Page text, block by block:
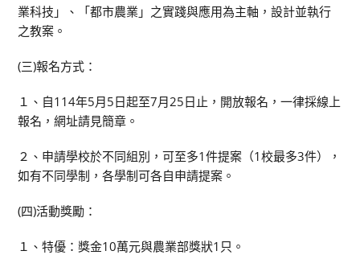
業科技」、「都市農業」之實踐與應用為主軸，設計並執行
之教案。
(三)報名方式：
１、自114年5月5日起至7月25日止，開放報名，一律採線上
報名，網址請見簡章。
２、申請學校於不同組別，可至多1件提案（1校最多3件），
如有不同學制，各學制可各自申請提案。
(四)活動獎勵：
１、特優：獎金10萬元與農業部獎狀1只。